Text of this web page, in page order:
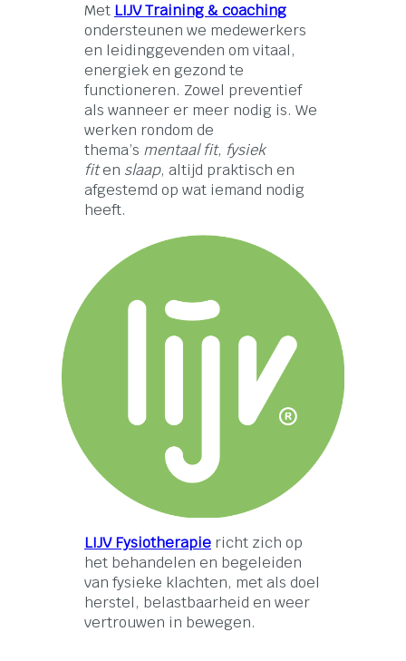
Met LIJV Training & coaching
ondersteunen we medewerkers
en leidinggevenden om vitaal,
energiek en gezond te
functioneren. Zowel preventief
als wanneer er meer nodig is. We
werken rondom de
thema’s mentaal fit, fysiek
fiten slaap, altijd praktisch en
afgestemd op wat iemand nodig
heeft.
LIJV Fysiotherapiericht zich op
het behandelen en begeleiden
van fysieke klachten, met als doel
herstel, belastbaarheid en weer
vertrouwen in bewegen.